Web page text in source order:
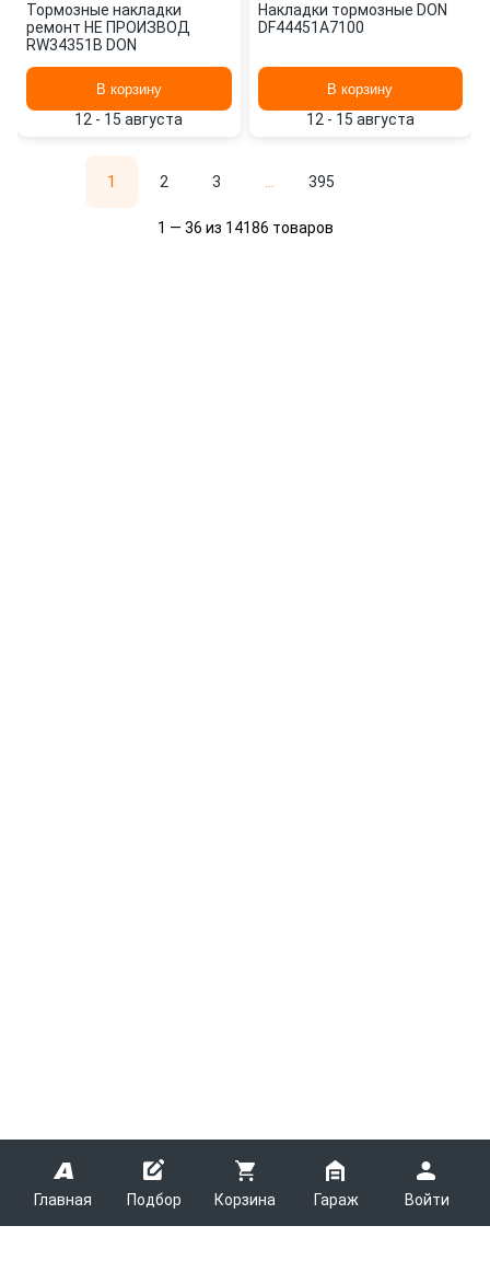
Главная Подбор Корзина Гараж Войти
Тормозные накладки
ремонт НЕ ПРОИЗВОД
RW34351B DON
В корзину
12 - 15 августа
Накладки тормозные DON
DF44451A7100
В корзину
12 - 15 августа
1 2 3 395
1 — 36 из 14186 товаров